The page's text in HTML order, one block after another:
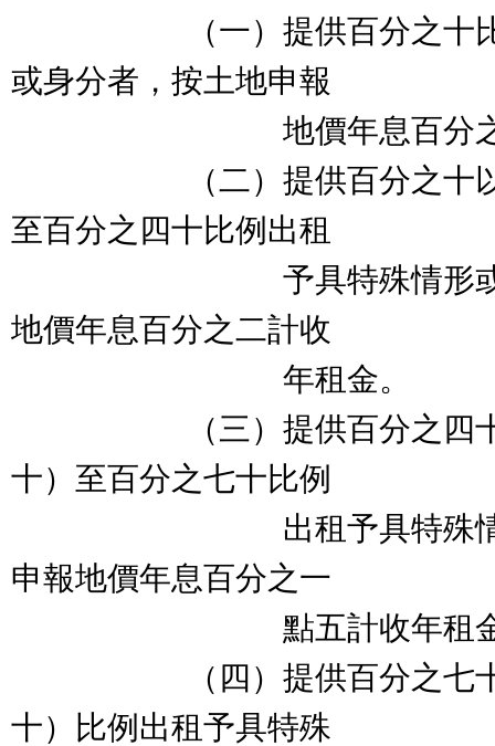
（一）提供百分之十比例
或身分者，按土地申報
地價年息百分之二點
（二）提供百分之十以上
至百分之四十比例出租
予具特殊情形或身分
地價年息百分之二計收
年租金。
（三）提供百分之四十以
十）至百分之七十比例
出租予具特殊情形或
申報地價年息百分之一
點五計收年租金
（四）提供百分之七十以
十）比例出租予具特殊